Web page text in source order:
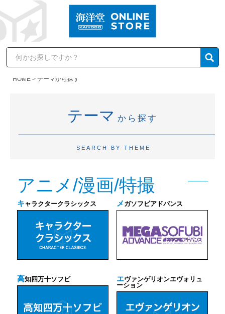
HOME テーマから探す
テーマ から探す
SEARCH BY THEME
アニメ/漫画/特撮
キ ャラクタークラシックス メ ガソフビアドバンス
高知四万十ソフビ エヴァンゲリオンエヴォリュ
ーション